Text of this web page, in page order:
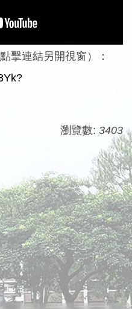
擊連結另開視窗）：
瀏覽數: 3403